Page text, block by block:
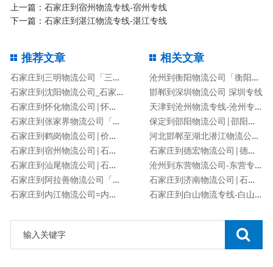
上一篇：石家庄到宿州物流专线-宿州专线
下一篇：石家庄到湛江物流专线-湛江专线
推荐文章
石家庄到三明物流公司「三明专线」
石家庄到沈阳物流公司_石家庄到沈阳物流专线
石家庄到怀化物流公司|怀化专线
石家庄到张家界物流公司「张家界专线」
石家庄到鹤岗物流公司|价格查询
石家庄到宿州物流公司|石家庄到宿州物流专线
石家庄到汕尾物流公司|石家庄到汕尾货运专线
石家庄到阿拉善物流公司「阿拉善专线」
石家庄到内江物流公司=内江专线
相关文章
沧州到衡阳物流公司「衡阳专线」
邯郸到深圳物流公司 深圳专线
天津到沧州物流专线-沧州专线
保定到邵阳物流公司|邵阳专线
河北邯郸至湖北潜江物流公司|河北邯郸至湖北潜江货运专线
石家庄到德宏物流公司|德宏专线
沧州到东营物流公司-东营专线
石家庄到济南物流公司|石家庄到济南货运专线
石家庄到白山物流专线-白山专线